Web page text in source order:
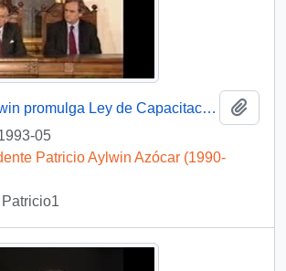
Presidente Aylwin promulga Ley de Capacitación y Formación Sindical: video
05
Patricio Aylwin Azócar (1990-